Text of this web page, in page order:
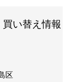
い替え情報
区